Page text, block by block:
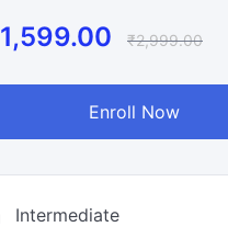
1,599.00 ₹2,999.00
Enroll Now
Intermediate